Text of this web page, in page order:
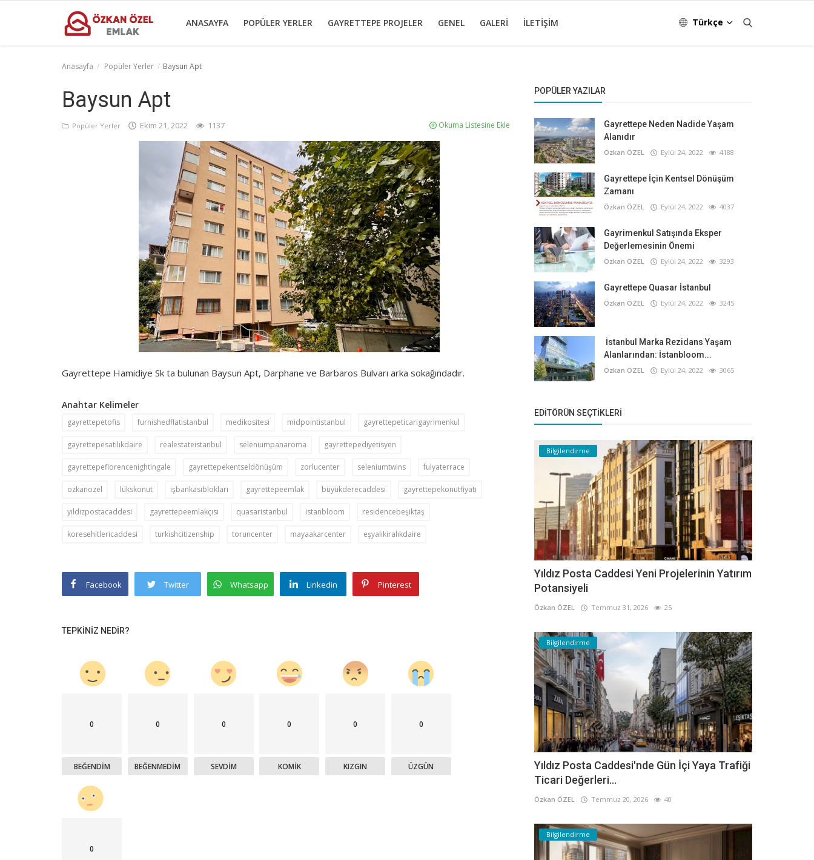
ANASAYFA POPÜLER YERLER GAYRETTEPE PROJELER GENEL GALERI İLETIŞIM Türkçe
Anasayfa Popüler Yerler Baysun Apt
Baysun Apt
Popüler Yerler Ekim 21, 2022 1137 Okuma Listesine Ekle
Gayrettepe Hamidiye Sk ta bulunan Baysun Apt, Darphane ve Barbaros Bulvarı arka sokağındadır.
Anahtar Kelimeler
gayrettepetofis furnishedflatistanbul medikositesi midpointistanbul gayrettepeticarigayrimenkul
gayrettepesatılıkdaire realestateistanbul seleniumpanaroma gayrettepediyetisyen
gayrettepeflorencenightingale gayrettepekentseldönüşüm zorlucenter seleniumtwins fulyaterrace
ozkanozel lükskonut işbankasıblokları gayrettepeemlak büyükderecaddesi gayrettepekonutfiyatı
yıldızpostacaddesi gayrettepeemlakçısı quasaristanbul istanbloom residencebeşiktaş
koresehitlericaddesi turkishcitizenship toruncenter mayaakarcenter eşyalıkiralıkdaire
Facebook Twitter Whatsapp Linkedin Pinterest
TEPKINIZ NEDIR?
0
BEĞENDIM
0
BEĞENMEDIM
0
SEVDIM
0
KOMIK
0
KIZGIN
0
ÜZGÜN
0
POPÜLER YAZILAR
Gayrettepe Neden Nadide Yaşam
Alanıdır
Özkan ÖZEL Eylül 24, 2022 4188
Gayrettepe İçin Kentsel Dönüşüm
Zamanı
Özkan ÖZEL Eylül 24, 2022 4037
Gayrimenkul Satışında Eksper
Değerlemesinin Önemi
Özkan ÖZEL Eylül 24, 2022 3293
Gayrettepe Quasar İstanbul
Özkan ÖZEL Eylül 24, 2022 3245
İstanbul Marka Rezidans Yaşam
Alanlarından: İstanbloom...
Özkan ÖZEL Eylül 24, 2022 3065
EDITÖRÜN SEÇTIKLERI
Bilgilendirme
Yıldız Posta Caddesi Yeni Projelerinin Yatırım
Potansiyeli
Özkan ÖZEL Temmuz 31, 2026 25
Bilgilendirme
Yıldız Posta Caddesi'nde Gün İçi Yaya Trafiği
Ticari Değerleri...
Özkan ÖZEL Temmuz 20, 2026 40
Bilgilendirme